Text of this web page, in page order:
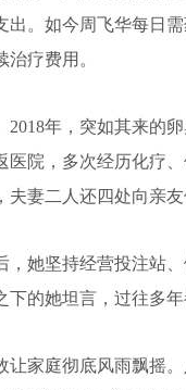
。如今周飞华每日
疗费用。
年，突如其来的卵
院，多次经历化疗
妻二人还四处向亲友
她坚持经营投注站、
的她坦言，过往多年
家庭彻底风雨飘摇。